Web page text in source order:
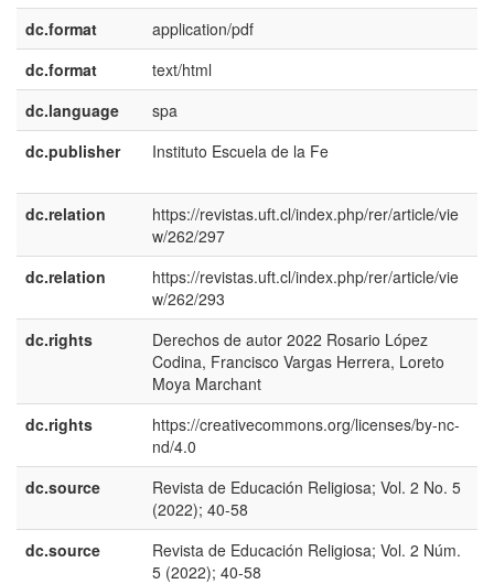
dc.format
application/pdf
dc.format
text/html
dc.language
spa
dc.publisher
Instituto Escuela de la Fe
dc.relation
https://revistas.uft.cl/index.php/rer/article/vie
w/262/297
dc.relation
https://revistas.uft.cl/index.php/rer/article/vie
w/262/293
dc.rights
Derechos de autor 2022 Rosario López
Codina, Francisco Vargas Herrera, Loreto
Moya Marchant
dc.rights
https://creativecommons.org/licenses/by-nc-
nd/4.0
dc.source
Revista de Educación Religiosa; Vol. 2 No. 5
(2022); 40-58
dc.source
Revista de Educación Religiosa; Vol. 2 Núm.
5 (2022); 40-58